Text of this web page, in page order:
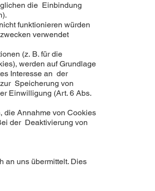
die Einbindung
funktionieren würden
verwendet
(z. B. für die
werden auf Grundlage
Interesse an der
Speicherung von
Einwilligung (Art. 6 Abs.
die Annahme von Cookies
der Deaktivierung von
an uns übermittelt. Dies